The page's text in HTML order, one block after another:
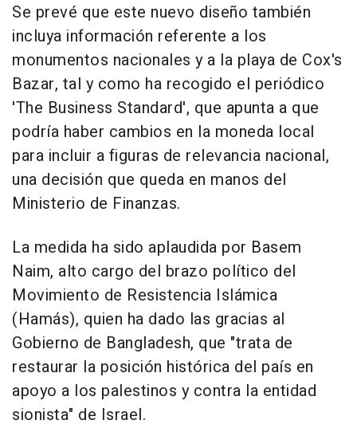
Se prevé que este nuevo diseño también
incluya información referente a los
monumentos nacionales y a la playa de Cox's
Bazar, tal y como ha recogido el periódico
'The Business Standard', que apunta a que
podría haber cambios en la moneda local
para incluir a figuras de relevancia nacional,
una decisión que queda en manos del
Ministerio de Finanzas.
La medida ha sido aplaudida por Basem
Naim, alto cargo del brazo político del
Movimiento de Resistencia Islámica
(Hamás), quien ha dado las gracias al
Gobierno de Bangladesh, que "trata de
restaurar la posición histórica del país en
apoyo a los palestinos y contra la entidad
sionista" de Israel.